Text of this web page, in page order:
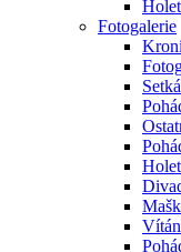
Fotogalerie